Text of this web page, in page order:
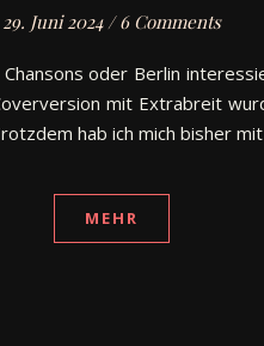
29. Juni 2024 / 6 Comments
oder Berlin
mit Extrabreit
hab ich mich bisher
MEHR